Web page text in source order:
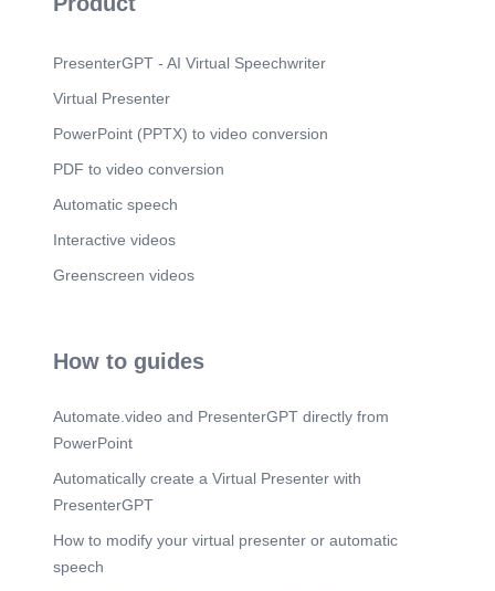
PresenterGPT - AI Virtual Speechwriter
Virtual Presenter
PowerPoint (PPTX) to video conversion
PDF to video conversion
Automatic speech
Interactive videos
Greenscreen videos
How to guides
Automate.video and PresenterGPT directly from
PowerPoint
Automatically create a Virtual Presenter with
PresenterGPT
How to modify your virtual presenter or automatic
speech